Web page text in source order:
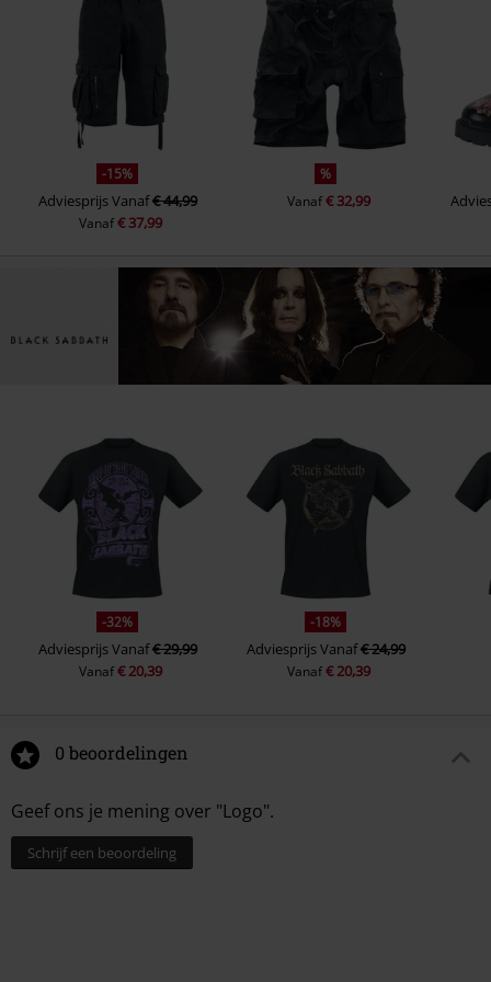
-15%
AdviesprijsVanaf€ 44,99
Vanaf€ 37,99
%
Vanaf€ 32,99
-32%
AdviesprijsVanaf€ 29,99
Vanaf€ 20,39
-18%
AdviesprijsVanaf€ 24,99
Vanaf€ 20,39
0 beoordelingen
Geef ons je mening over "Logo".
Schrijf een beoordeling